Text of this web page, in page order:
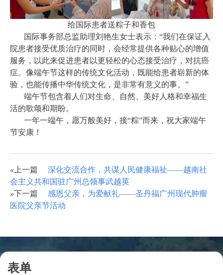
给国际患者送粽子和香包
国际事务部总监助理刘艳生女士表示：“我们在保证入
院患者接受优质治疗的同时，会经常提供各种贴心的增值
服务，以此来促进患者以更轻松的心态接受治疗，对抗癌
症。像端午节这样的传统文化活动，既能给患者崭新的体
验，也能传播中华传统文化，是非常有意义的事。”
端午节包含着人们对生命、自然、美好人格和幸福生
活的歌颂和期盼。
一年一端午，愿万般美好，接“粽”而来，祝大家端午
节安康！
« 上一篇
深化交流合作，共谋人民健康福祉——越南社
会主义共和国驻广州总领事武越英
»下一篇
感恩父亲，为爱献礼——圣丹福广州现代肿瘤
医院父亲节活动
表单